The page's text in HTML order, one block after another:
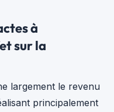
à
sur la
largement le revenu
principalement